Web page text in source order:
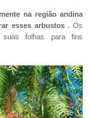
na região andina
esses arbustos. Os
suas folhas para fins